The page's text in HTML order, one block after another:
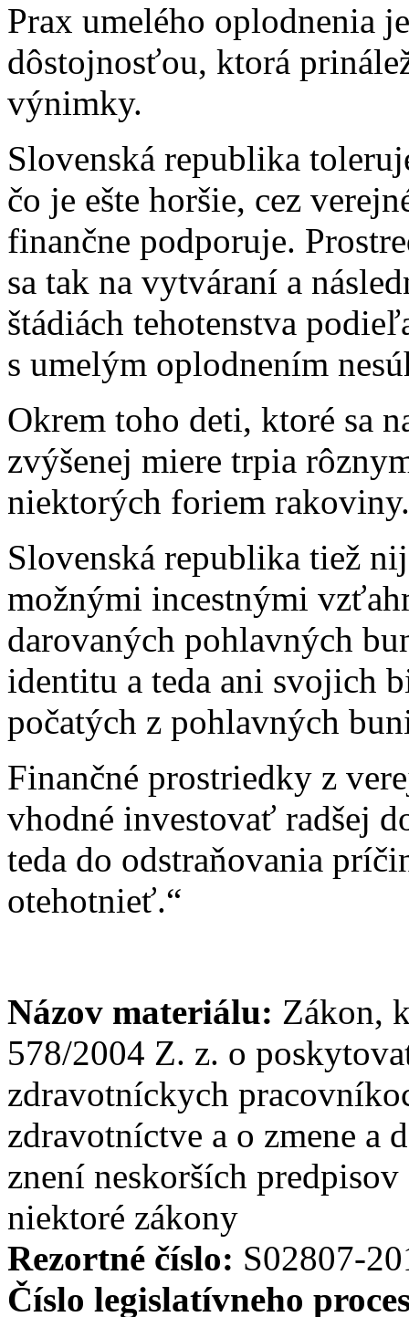
Prax umelého oplodnenia
dôstojnosťou, ktorá
výnimky.
Slovenská republika
čo je ešte horšie, cez
finančne podporuje.
sa tak na vytváraní a
štádiách tehotenstva
s umelým oplodnením
Okrem toho deti, ktoré sa
zvýšenej miere trpia
niektorých foriem rakoviny.
Slovenská republika tiež
možnými incestnými
darovaných pohlavných
identitu a teda ani svojich
počatých z pohlavných
Finančné prostriedky z
vhodné investovať radšej
teda do odstraňovania
otehotnieť.“
Názov materiálu: Zákon,
578/2004 Z. z. o
zdravotníckych
zdravotníctve a o zmene a
znení neskorších
niektoré zákony
Rezortné číslo: S02807-
Číslo legislatívneho